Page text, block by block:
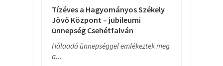
Tízéves a Hagyományos Székely
Jövő Központ – jubileumi
ünnepség Csehétfalván
Hálaadó ünnepséggel emlékeztek meg
a...